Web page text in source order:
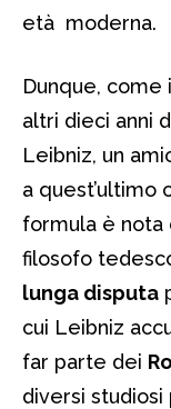
età moderna.
Dunque, come
altri dieci anni
Leibniz, un
a quest’ultimo
formula è nota
filosofo
lunga disputa
cui Leibniz
far parte dei
diversi